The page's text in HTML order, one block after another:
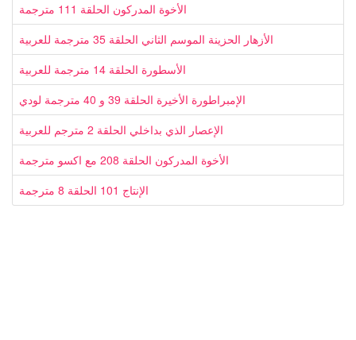
الأخوة المدركون الحلقة 111 مترجمة
الأزهار الحزينة الموسم الثاني الحلقة 35 مترجمة للعربية
الأسطورة الحلقة 14 مترجمة للعربية
الإمبراطورة الأخيرة الحلقة 39 و 40 مترجمة لودي
الإعصار الذي بداخلي الحلقة 2 مترجم للعربية
الأخوة المدركون الحلقة 208 مع اكسو مترجمة
الإنتاج 101 الحلقة 8 مترجمة